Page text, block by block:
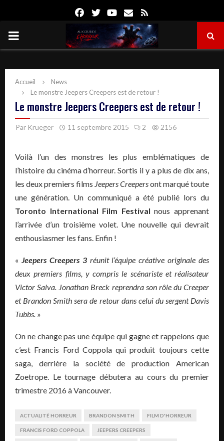
FacebookTwitterYoutube
Email
PRIMARY
Accueil
News
Le monstre Jeepers Creepers est de retour !
Le monstre Jeepers Creepers est de retour !
Par Krueger 11 septembre 2015 2 2156
Voilà l’un des monstres les plus emblématiques de
l’histoire du cinéma d’horreur. Sortis il y a plus de dix ans,
les deux premiers films Jeepers Creepersont marqué toute
une génération. Un communiqué a été publié lors du
Toronto International Film Festival nous apprenant
l’arrivée d’un troisième volet. Une nouvelle qui devrait
enthousiasmer les fans. Enfin !
« Jeepers Creepers 3réunit l’équipe créative originale des
deux premiers films, y compris le scénariste et réalisateur
Victor Salva. Jonathan Breck reprendra son rôle du Creeper
et Brandon Smith sera de retour dans celui du sergent Davis
Tubbs. »
On ne change pas une équipe qui gagne et rappelons que
c’est Francis Ford Coppola qui produit toujours cette
saga, derrière la société de production American
Zoetrope. Le tournage débutera au cours du premier
trimestre 2016 à Vancouver.
ACTUALITÉ HORREUR BRANDON SMITH FILM D'HORREUR
FRANCIS FORD COPPOLA JEEPERS CREEPERS